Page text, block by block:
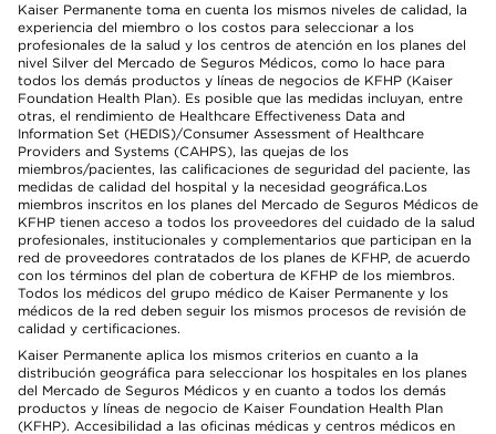
Kaiser Permanente toma en cuenta los mismos niveles de calidad, la
experiencia del miembro o los costos para seleccionar a los
profesionales de la salud y los centros de atención en los planes del
nivel Silver del Mercado de Seguros Médicos, como lo hace para
todos los demás productos y líneas de negocios de KFHP (Kaiser
Foundation Health Plan). Es posible que las medidas incluyan, entre
otras, el rendimiento de Healthcare Effectiveness Data and
Information Set (HEDIS)/Consumer Assessment of Healthcare
Providers and Systems (CAHPS), las quejas de los
miembros/pacientes, las calificaciones de seguridad del paciente, las
medidas de calidad del hospital y la necesidad geográfica.Los
miembros inscritos en los planes del Mercado de Seguros Médicos de
KFHP tienen acceso a todos los proveedores del cuidado de la salud
profesionales, institucionales y complementarios que participan en la
red de proveedores contratados de los planes de KFHP, de acuerdo
con los términos del plan de cobertura de KFHP de los miembros.
Todos los médicos del grupo médico de Kaiser Permanente y los
médicos de la red deben seguir los mismos procesos de revisión de
calidad y certificaciones.
Kaiser Permanente aplica los mismos criterios en cuanto a la
distribución geográfica para seleccionar los hospitales en los planes
del Mercado de Seguros Médicos y en cuanto a todos los demás
productos y líneas de negocio de Kaiser Foundation Health Plan
(KFHP). Accesibilidad a las oficinas médicas y centros médicos en